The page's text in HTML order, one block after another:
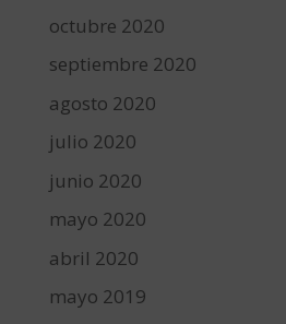
octubre 2020
septiembre 2020
agosto 2020
julio 2020
junio 2020
mayo 2020
abril 2020
mayo 2019